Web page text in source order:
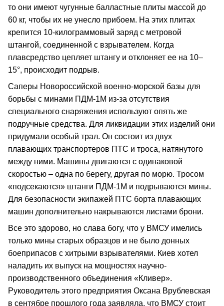
то они имеют чугунные балластные плиты массой до
60 кг, чтобы их не унесло прибоем. На этих плитах
крепится 10-килограммовый заряд с метровой
штангой, соединенной с взрывателем. Когда
плавсредство цепляет штангу и отклоняет ее на 10–
15°, происходит подрыв.
Саперы Новороссийской военно-морской базы для
борьбы с минами ПДМ-1М из-за отсутствия
специального снаряжения используют опять же
подручные средства. Для ликвидации этих изделий они
придумали особый трал. Он состоит из двух
плавающих транспортеров ПТС и троса, натянутого
между ними. Машины двигаются с одинаковой
скоростью – одна по берегу, другая по морю. Тросом
«подсекаются» штанги ПДМ-1М и подрываются мины.
Для безопасности экипажей ПТС борта плавающих
машин дополнительно накрываются листами брони.
Все это здорово, но слава богу, что у ВМСУ имелись
только мины старых образцов и не было донных
боеприпасов с хитрыми взрывателями. Киев хотел
наладить их выпуск на мощностях научно-
производственного объединения «Кливер».
Руководитель этого предприятия Оксана Врублевская
в сентябре прошлого года заявляла, что ВМСУ стоит